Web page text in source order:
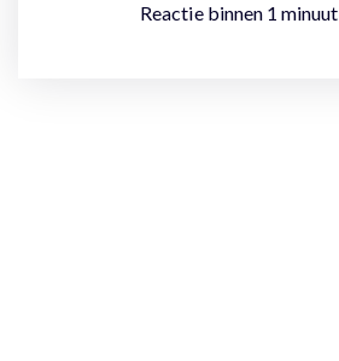
Reactie binnen 1 minuut